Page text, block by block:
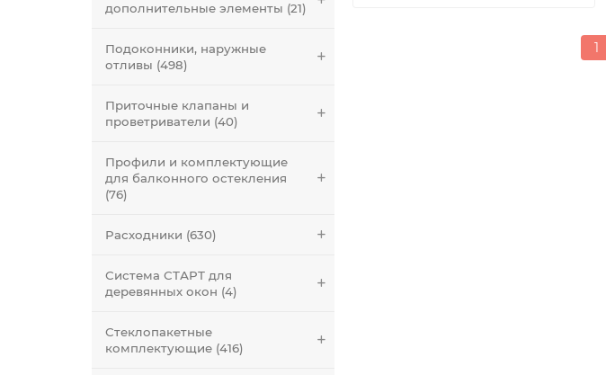
дополнительные элементы (21)
Подоконники, наружные
отливы (498)
Приточные клапаны и
проветриватели (40)
Профили и комплектующие
для балконного остекления
(76)
Расходники (630)
Система СТАРТ для
деревянных окон (4)
Стеклопакетные
комплектующие (416)
1